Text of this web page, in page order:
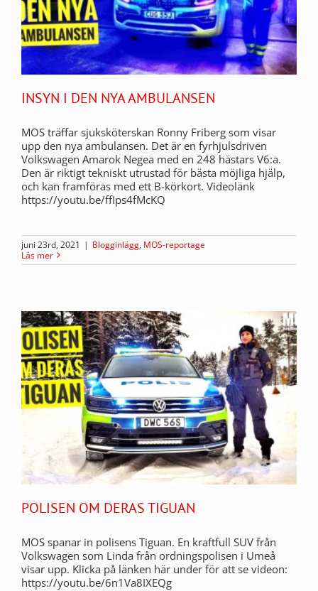
INSYN I DEN NYA AMBULANSEN
MOS träffar sjuksköterskan Ronny Friberg som visar
upp den nya ambulansen. Det är en fyrhjulsdriven
Volkswagen Amarok Negea med en 248 hästars V6:a.
Den är riktigt tekniskt utrustad för bästa möjliga hjälp,
och kan framföras med ett B-körkort. Videolänk
https://youtu.be/ffIps4fMcKQ
juni 23rd, 2021 | Blogginlägg, MOS-reportage
Läs mer
POLISEN OM DERAS TIGUAN
MOS spanar in polisens Tiguan. En kraftfull SUV från
Volkswagen som Linda från ordningspolisen i Umeå
visar upp. Klicka på länken här under för att se videon:
https://youtu.be/6n1Va8IXEQg